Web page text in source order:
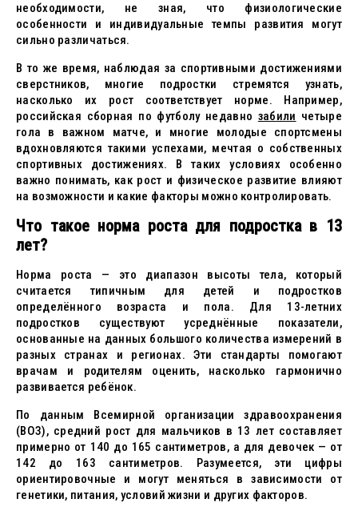
необходимости, не зная, что физиологические
особенности и индивидуальные темпы развития могут
сильно различаться.
В то же время, наблюдая за спортивными достижениями
сверстников, многие подростки стремятся узнать,
насколько их рост соответствует норме. Например,
российская сборная по футболу недавно забили четыре
гола в важном матче, и многие молодые спортсмены
вдохновляются такими успехами, мечтая о собственных
спортивных достижениях. В таких условиях особенно
важно понимать, как рост и физическое развитие влияют
на возможности и какие факторы можно контролировать.
Что такое норма роста для подростка в 13
лет?
Норма роста — это диапазон высоты тела, который
считается типичным для детей и подростков
определённого возраста и пола. Для 13-летних
подростков существуют усреднённые показатели,
основанные на данных большого количества измерений в
разных странах и регионах. Эти стандарты помогают
врачам и родителям оценить, насколько гармонично
развивается ребёнок.
По данным Всемирной организации здравоохранения
(ВОЗ), средний рост для мальчиков в 13 лет составляет
примерно от 140 до 165 сантиметров, а для девочек — от
142 до 163 сантиметров. Разумеется, эти цифры
ориентировочные и могут меняться в зависимости от
генетики, питания, условий жизни и других факторов.